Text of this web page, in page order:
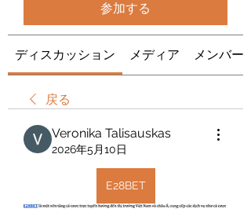
参加する
ディスカッション メディア メンバー
戻る
Veronika Talisauskas
2026年5月10日
E28BET